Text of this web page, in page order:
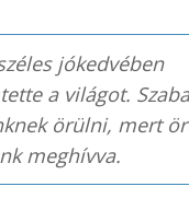
jókedvében
a világot.
örülni, mert
meghívva.